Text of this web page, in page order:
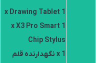
1 x Drawing Tablet
1 x X3 Pro Smart
Chip Stylus
1 x نگهدارنده قلم